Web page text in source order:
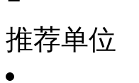
推荐单位